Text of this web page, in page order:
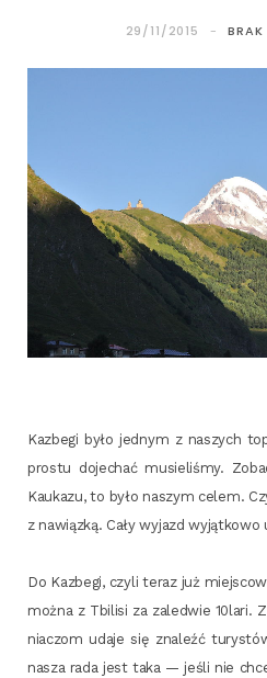
29/11/2015
Kazbe­gi było jed­nym z naszych
pro­stu doje­chać musie­li­śmy.
Kau­ka­zu, to było naszym celem.
z nawiąz­ką. Cały wyjazd wyjąt­ko­wo
Do Kazbe­gi, czy­li teraz już
moż­na z Tbi­li­si za zale­d­wie 10lari.
nia­czom uda­je się zna­leźć
nasza rada jest taka — jeśli nie